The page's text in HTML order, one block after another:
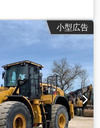
小型広告